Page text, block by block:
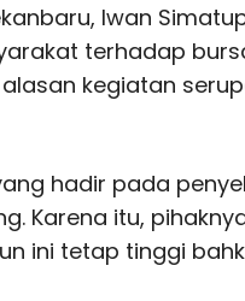
Iwan
terhadap
kegiatan
hadir pada
Karena itu,
ini tetap tinggi